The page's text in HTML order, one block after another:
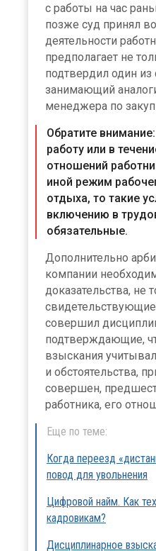
с работы на час
позже суд принял
деятельности
предполагает не
подтвердил один из
занимающий
менеджера по
Обратите
работу или в
отношений
иной режим
отдыха, то такие
включению в
обязательные.
Дополнительно
компании
доказательства, не
совершил
подтверждающие,
взыскания
и обстоятельства,
совершен,
работника, его
Еще по теме:
Когда переезд
повод для увольнения
Цифровой найм. Как
кадровикам?
Дисциплинарное